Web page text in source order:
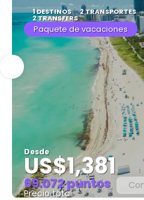
1 DESTINOS 2 TRANSPORTES
2 TRANSFERS
Paquete de vacaciones
Desde
US$1,381
69.072 puntos
Precio total